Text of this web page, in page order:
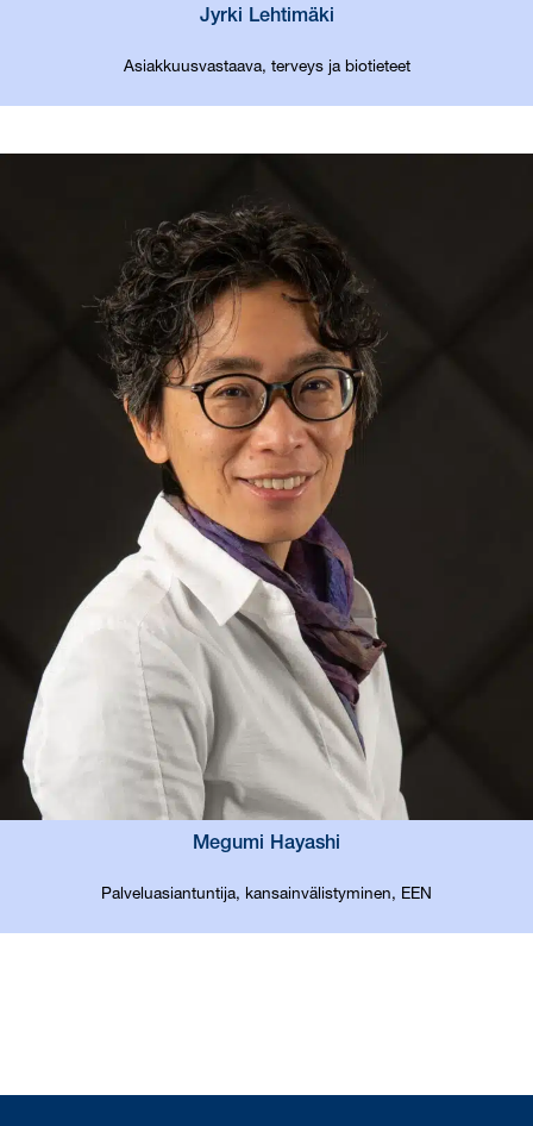
Jyrki Lehtimäki
Asiakkuusvastaava, terveys ja biotieteet
Megumi Hayashi
Palveluasiantuntija, kansainvälistyminen, EEN